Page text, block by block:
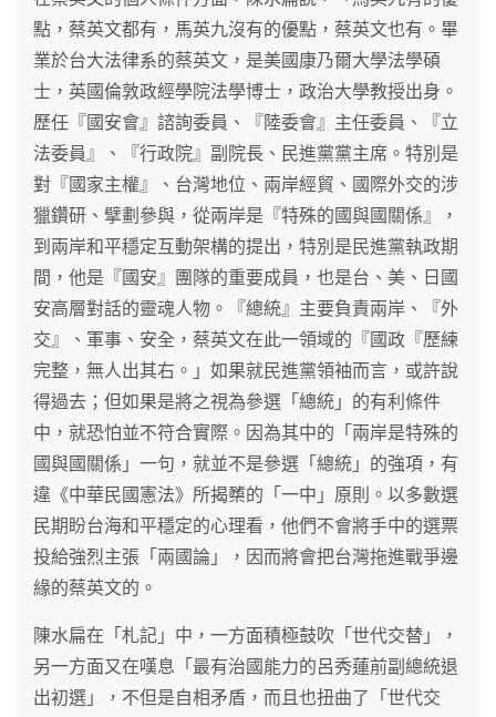
點，蔡英文都有，馬英九沒有的優點，蔡英文也有。畢
業於台大法律系的蔡英文，是美國康乃爾大學法學碩
士，英國倫敦政經學院法學博士，政治大學教授出身。
歷任『國安會』諮詢委員、『陸委會』主任委員、『立
法委員』、『行政院』副院長、民進黨黨主席。特別是
對『國家主權』、台灣地位、兩岸經貿、國際外交的涉
獵鑽研、擘劃參與，從兩岸是『特殊的國與國關係』，
到兩岸和平穩定互動架構的提出，特別是民進黨執政期
間，他是『國安』團隊的重要成員，也是台、美、日國
安高層對話的靈魂人物。『總統』主要負責兩岸、『外
交』、軍事、安全，蔡英文在此一領域的『國政『歷練
完整，無人出其右。」如果就民進黨領袖而言，或許說
得過去；但如果是將之視為參選「總統」的有利條件
中，就恐怕並不符合實際。因為其中的「兩岸是特殊的
國與國關係」一句，就並不是參選「總統」的強項，有
違《中華民國憲法》所揭櫫的「一中」原則。以多數選
民期盼台海和平穩定的心理看，他們不會將手中的選票
投給強烈主張「兩國論」，因而將會把台灣拖進戰爭邊
緣的蔡英文的。
陳水扁在「札記」中，一方面積極鼓吹「世代交替」，
另一方面又在嘆息「最有治國能力的呂秀蓮前副總統退
出初選」，不但是自相矛盾，而且也扭曲了「世代交